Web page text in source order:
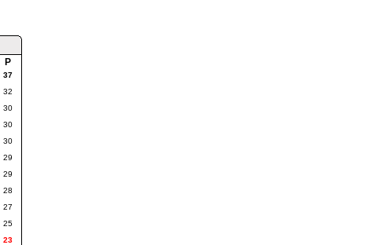
P
37
32
30
30
30
29
29
28
27
25
23